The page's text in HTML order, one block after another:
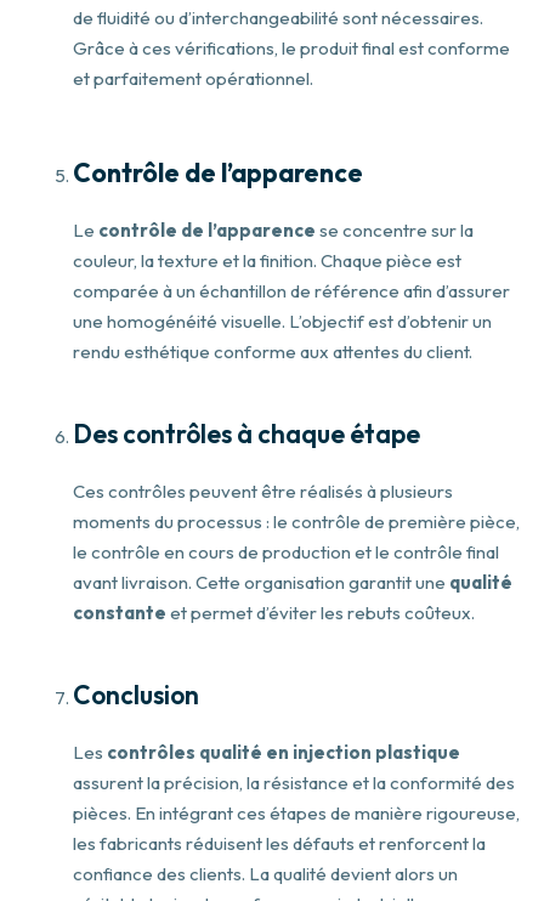
de fluidité ou d’interchangeabilité sont nécessaires.
Grâce à ces vérifications, le produit final est conforme
et parfaitement opérationnel.
Contrôle de l’apparence
Le contrôle de l’apparence se concentre sur la
couleur, la texture et la finition. Chaque pièce est
comparée à un échantillon de référence afin d’assurer
une homogénéité visuelle. L’objectif est d’obtenir un
rendu esthétique conforme aux attentes du client.
Des contrôles à chaque étape
Ces contrôles peuvent être réalisés à plusieurs
moments du processus : le contrôle de première pièce,
le contrôle en cours de production et le contrôle final
avant livraison. Cette organisation garantit une qualité
constante et permet d’éviter les rebuts coûteux.
Conclusion
Les contrôles qualité en injection plastique
assurent la précision, la résistance et la conformité des
pièces. En intégrant ces étapes de manière rigoureuse,
les fabricants réduisent les défauts et renforcent la
confiance des clients. La qualité devient alors un